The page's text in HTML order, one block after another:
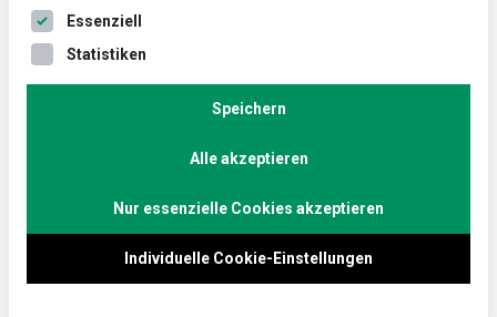
feierte das Pistachio Street Food Festival am
vergangenen Wochenende in Berlin die
Lebensmittelmagazin.de knackt die Nuss, die
Pistazien sind mehr als nur ein salziger Snack vorm
Fernseher, an dessen harter Schale gelegentlich die
Fingernägel beim Öffnen splittern. Das bewiesen 21
Es folgt eine Liste der Service-Gruppen, für die eine
Essenziell
Statistiken
Speichern
Alle akzeptieren
Nur essenzielle Cookies akzeptieren
Individuelle Cookie-Einstellungen